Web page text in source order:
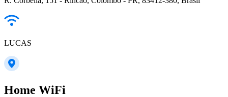
LUCAS
Home WiFi